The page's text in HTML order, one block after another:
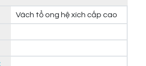
Vách tổ ong hệ xích cấp cao